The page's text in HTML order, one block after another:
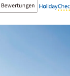
Bewertungen